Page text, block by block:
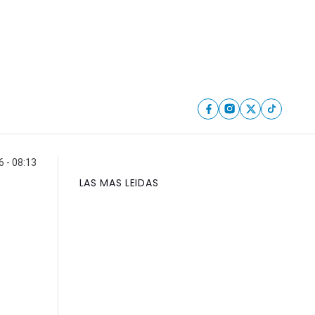
- 08:13
LAS MAS LEIDAS